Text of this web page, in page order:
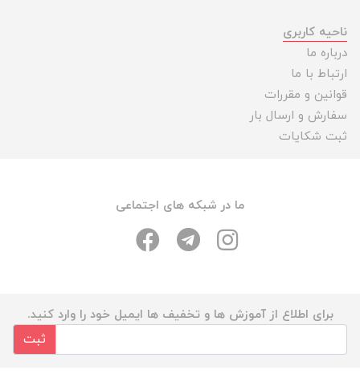
ناحیه کاربری
درباره ما
ارتباط با ما
قوانین و مقررات
سفارش و ارسال بار
ثبت شکایات
ما در شبکه های اجتماعی
برای اطلاع از آموزش ها و تخفیف ها ایمیل خود را وارد کنید.
ثبت